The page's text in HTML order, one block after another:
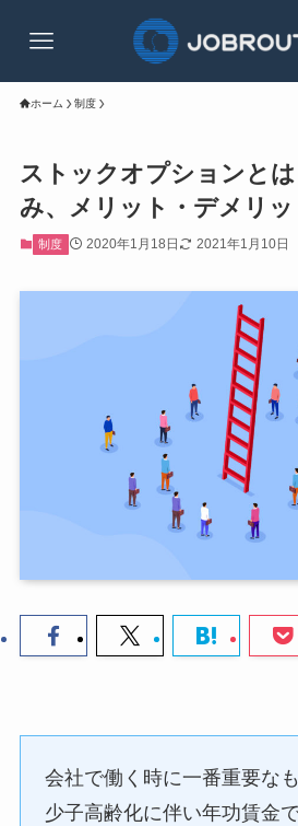
ホーム 制度
ストックオプションとは
み、メリット・デメリ
制度 2020年1月18日 2021年1月10日
会社で働く時に一番重要な
少子高齢化に伴い年功賃金